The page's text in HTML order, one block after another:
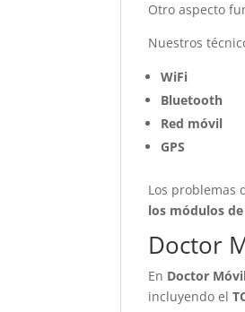
Otro aspecto
Nuestros
WiFi
Bluetooth
Red móvil
GPS
Los problemas
los módulos
Doctor
En Doctor
incluyendo el